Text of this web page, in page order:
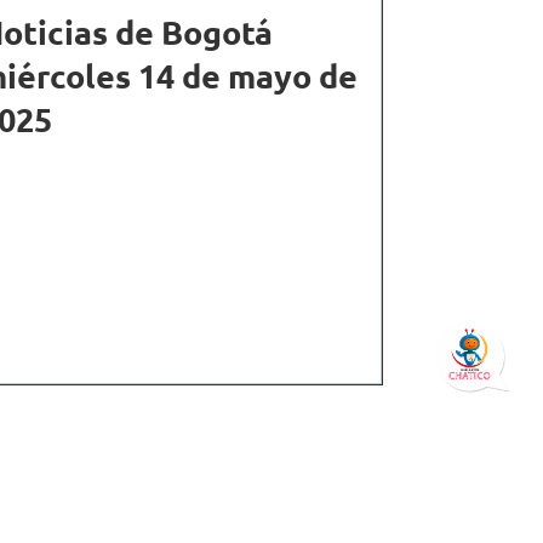
de Bogotá
14 de mayo de